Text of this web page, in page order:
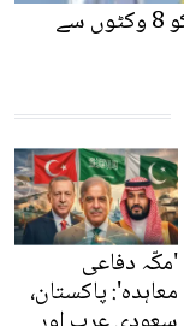
دوسرا ٹیسٹ: پاکستان نے ویسٹ انڈیز کو 8 وکٹوں سے
'مکّہ دفاعی
معاہدہ': پاکستان،